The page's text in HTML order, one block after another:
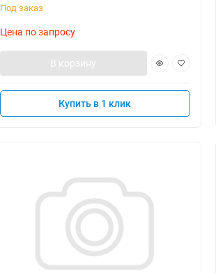
Под заказ
Цена по запросу
В корзину
Купить в 1 клик